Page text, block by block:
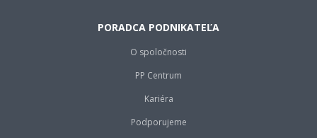
PORADCA PODNIKATEĽA
O spoločnosti
PP Centrum
Kariéra
Podporujeme